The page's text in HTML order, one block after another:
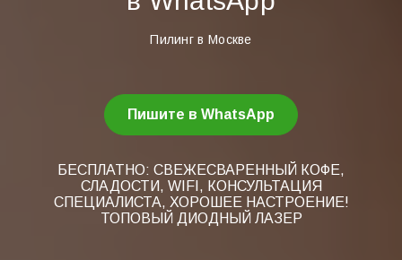
Пилинг в Москве
Пишите в WhatsApp
БЕСПЛАТНО: СВЕЖЕСВАРЕННЫЙ КОФЕ,
СЛАДОСТИ, WIFI, КОНСУЛЬТАЦИЯ
СПЕЦИАЛИСТА, ХОРОШЕЕ НАСТРОЕНИЕ!
ТОПОВЫЙ ДИОДНЫЙ ЛАЗЕР